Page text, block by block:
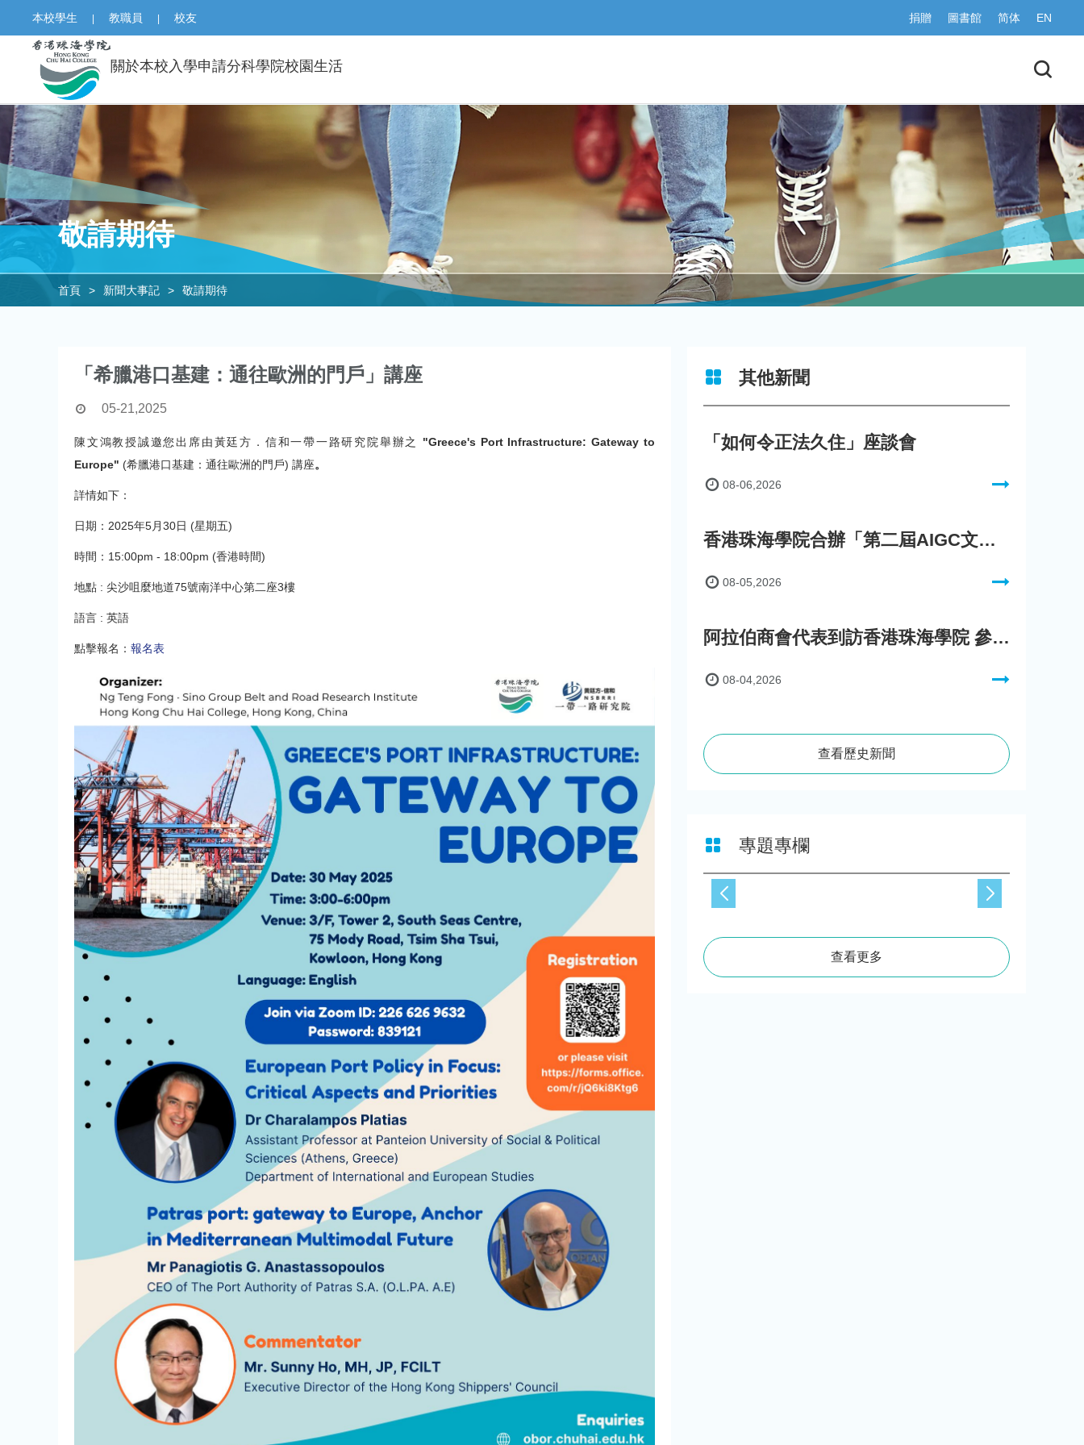
本校學生 | 教職員 | 校友 捐贈 圖書館 简体 EN
關於本校入學申請分科學院校園生活
敬請期待
首頁 > 新聞大事記 > 敬請期待
「希臘港口基建：通往歐洲的門戶」講座
05-21,2025
陳文鴻教授誠邀您出席由黃廷方．信和一帶一路研究院舉辦之
"Greece's Port Infrastructure: Gateway to
Europe" (希臘港口基建：通往歐洲的門戶) 講座。
詳情如下：
日期：2025年5月30日 (星期五)
時間：15:00pm - 18:00pm (香港時間)
地點 : 尖沙咀麼地道75號南洋中心第二座3樓
語言 : 英語
點擊報名： 報名表
其他新聞
「如何令正法久住」座談會
08-06,2026
香港珠海學院合辦「第二屆AIGC文化數字內容創作比賽」
08-05,2026
阿拉伯商會代表到訪香港珠海學院 參與「一帶一路」政策圓桌會議
08-04,2026
查看歷史新聞
專題專欄
查看更多